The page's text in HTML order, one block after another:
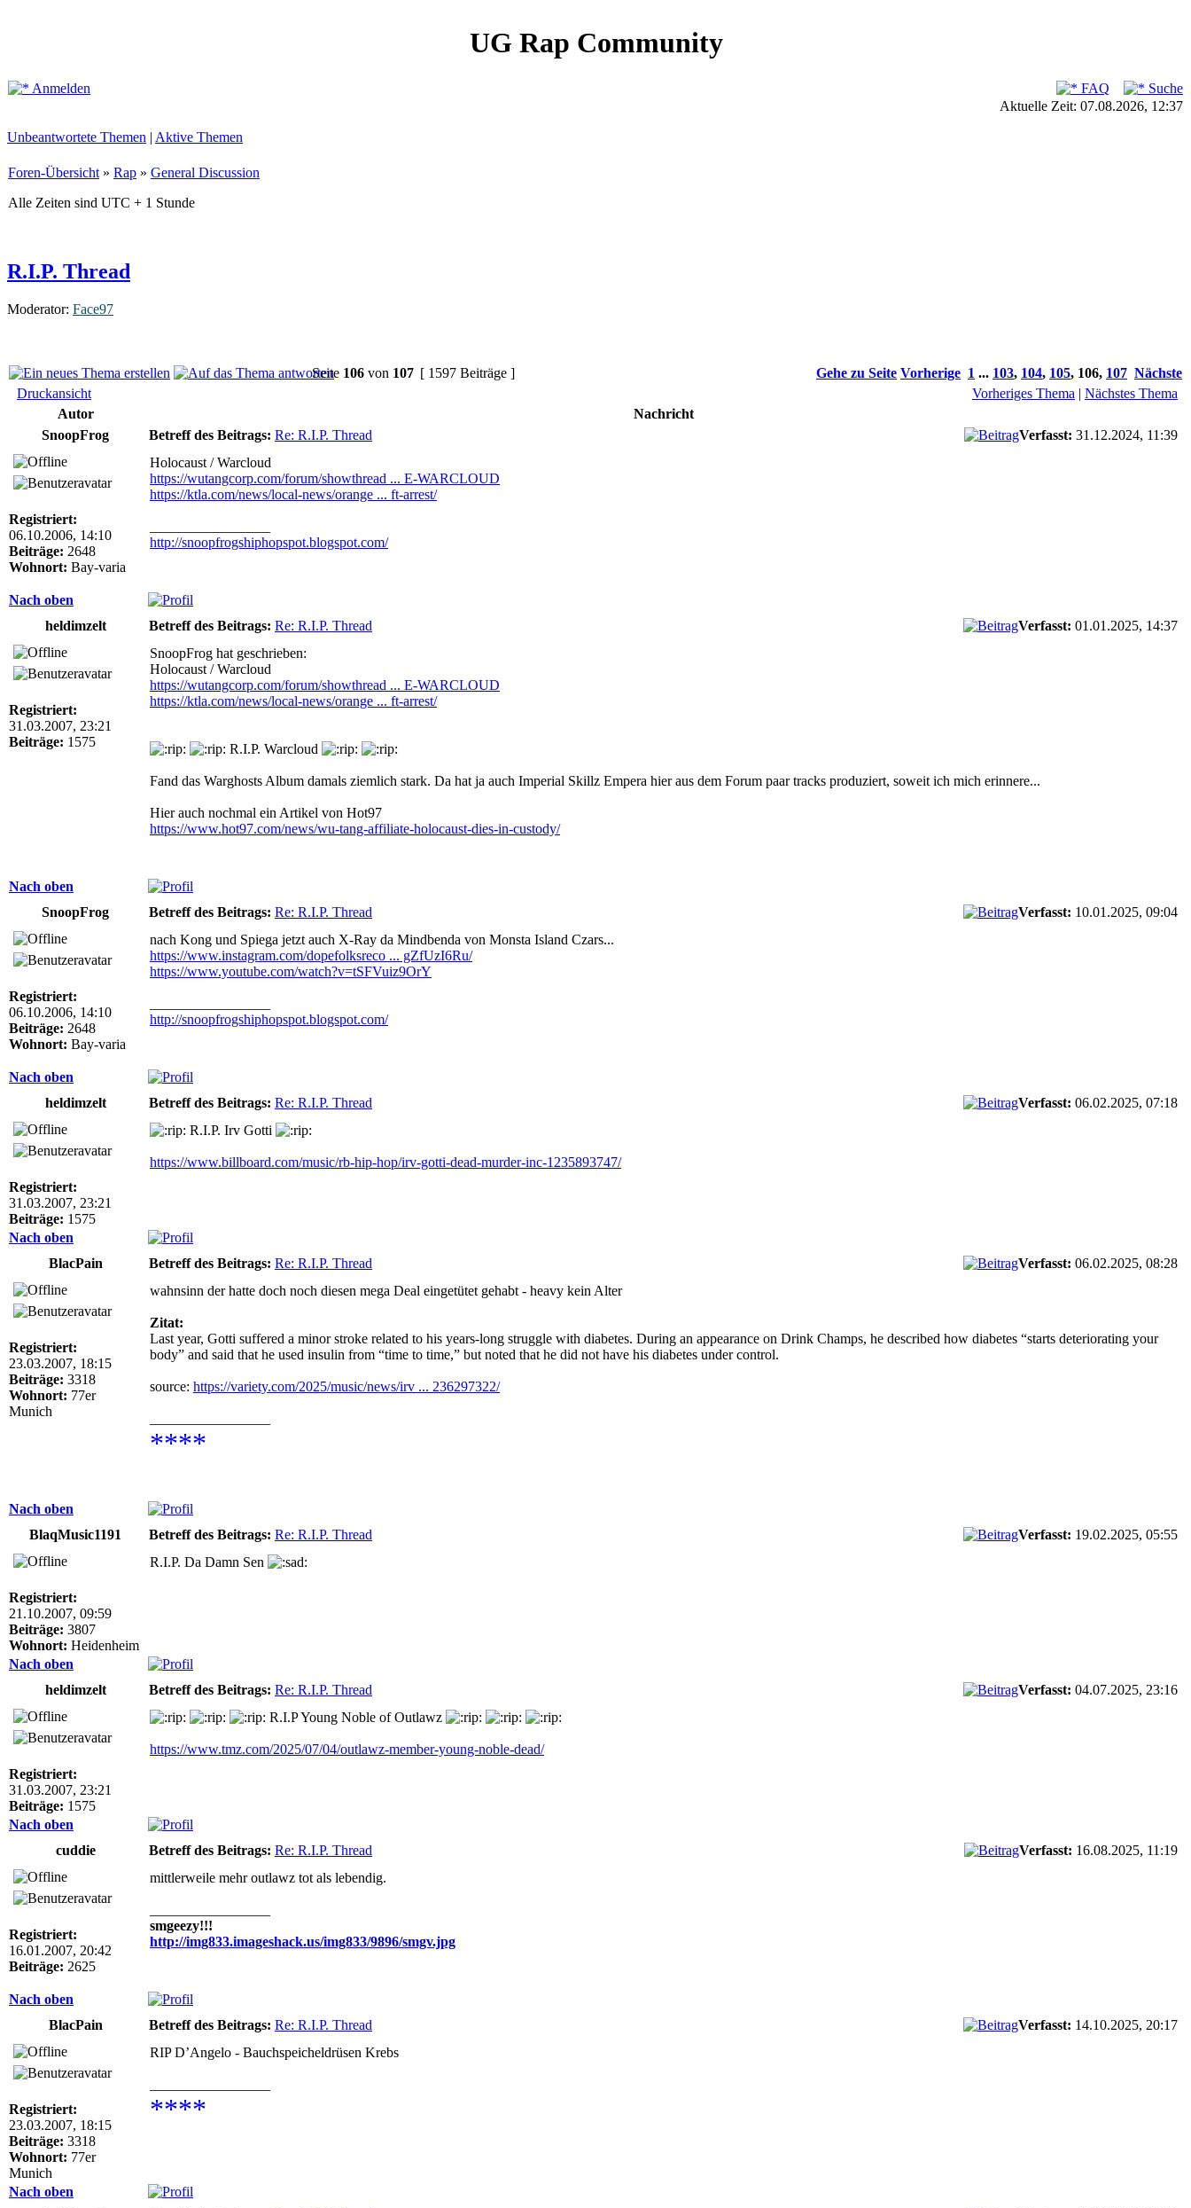
UG Rap Community
Anmelden FAQ
Suche
Aktuelle Zeit: 07.08.2026, 12:37
Unbeantwortete Themen | Aktive Themen
Foren-Übersicht » Rap » General Discussion
Alle Zeiten sind UTC + 1 Stunde
R.I.P. Thread
Moderator: Face97
Seite 106 von 107 [ 1597 Beiträge ] Gehe zu Seite Vorherige 1 ... 103, 104, 105, 106, 107 Nächste
Druckansicht
Vorheriges Thema | Nächstes Thema
Autor
Nachricht
SnoopFrog
Betreff des Beitrags: Re: R.I.P. Thread Verfasst: 31.12.2024, 11:39
Registriert:
06.10.2006, 14:10
Beiträge: 2648
Wohnort: Bay-varia
Holocaust / Warcloud
https://wutangcorp.com/forum/showthread ... E-WARCLOUD
https://ktla.com/news/local-news/orange ... ft-arrest/
http://snoopfrogshiphopspot.blogspot.com/
Nach oben
heldimzelt
Betreff des Beitrags: Re: R.I.P. Thread Verfasst: 01.01.2025, 14:37
Registriert:
31.03.2007, 23:21
Beiträge: 1575
SnoopFrog hat geschrieben:
Holocaust / Warcloud
https://wutangcorp.com/forum/showthread ... E-WARCLOUD
https://ktla.com/news/local-news/orange ... ft-arrest/
R.I.P. Warcloud
Fand das Warghosts Album damals ziemlich stark. Da hat ja auch Imperial Skillz Empera hier aus dem Forum paar tracks produziert, soweit ich mich erinnere...
Hier auch nochmal ein Artikel von Hot97
https://www.hot97.com/news/wu-tang-affiliate-holocaust-dies-in-custody/
Nach oben
SnoopFrog
Betreff des Beitrags: Re: R.I.P. Thread Verfasst: 10.01.2025, 09:04
Registriert:
06.10.2006, 14:10
Beiträge: 2648
Wohnort: Bay-varia
nach Kong und Spiega jetzt auch X-Ray da Mindbenda von Monsta Island Czars...
https://www.instagram.com/dopefolksreco ... gZfUzI6Ru/
https://www.youtube.com/watch?v=tSFVuiz9OrY
http://snoopfrogshiphopspot.blogspot.com/
Nach oben
heldimzelt
Betreff des Beitrags: Re: R.I.P. Thread Verfasst: 06.02.2025, 07:18
Registriert:
31.03.2007, 23:21
Beiträge: 1575
R.I.P. Irv Gotti
https://www.billboard.com/music/rb-hip-hop/irv-gotti-dead-murder-inc-1235893747/
Nach oben
BlacPain
Betreff des Beitrags: Re: R.I.P. Thread Verfasst: 06.02.2025, 08:28
Registriert:
23.03.2007, 18:15
Beiträge: 3318
Wohnort: 77er
Munich
wahnsinn der hatte doch noch diesen mega Deal eingetütet gehabt - heavy kein Alter
Zitat:
Last year, Gotti suffered a minor stroke related to his years-long struggle with diabetes. During an appearance on Drink Champs, he described how diabetes “starts deteriorating your
body” and said that he used insulin from “time to time,” but noted that he did not have his diabetes under control.
source: https://variety.com/2025/music/news/irv ... 236297322/
****
Nach oben
BlaqMusic1191
Betreff des Beitrags: Re: R.I.P. Thread Verfasst: 19.02.2025, 05:55
Registriert:
21.10.2007, 09:59
Beiträge: 3807
Wohnort: Heidenheim
R.I.P. Da Damn Sen
Nach oben
heldimzelt
Betreff des Beitrags: Re: R.I.P. Thread Verfasst: 04.07.2025, 23:16
Registriert:
31.03.2007, 23:21
Beiträge: 1575
R.I.P Young Noble of Outlawz
https://www.tmz.com/2025/07/04/outlawz-member-young-noble-dead/
Nach oben
cuddie
Betreff des Beitrags: Re: R.I.P. Thread Verfasst: 16.08.2025, 11:19
Registriert:
16.01.2007, 20:42
Beiträge: 2625
mittlerweile mehr outlawz tot als lebendig.
smgeezy!!!
http://img833.imageshack.us/img833/9896/smgv.jpg
Nach oben
BlacPain
Betreff des Beitrags: Re: R.I.P. Thread Verfasst: 14.10.2025, 20:17
Registriert:
23.03.2007, 18:15
Beiträge: 3318
Wohnort: 77er
Munich
RIP D’Angelo - Bauchspeicheldrüsen Krebs
****
Nach oben